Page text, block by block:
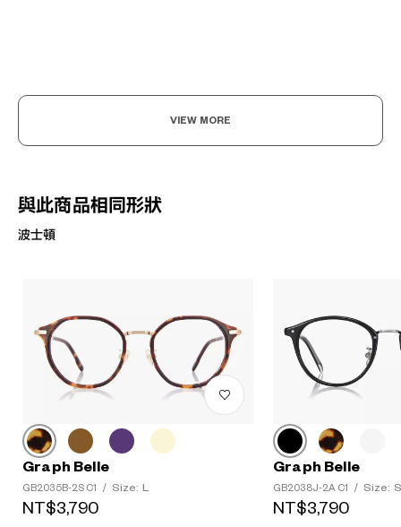
VIEW MORE
與此商品相同形狀
波士頓
Graph Belle
GB2035B-2S C1 / Size: L
NT$3,790
Graph Belle
GB2038J-2A C1 / Size: S
NT$3,790